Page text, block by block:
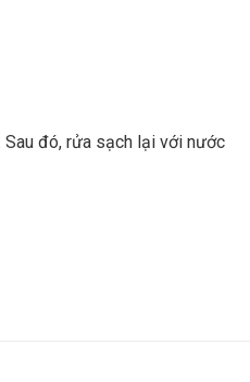
Sau đó, rửa sạch lại với nước